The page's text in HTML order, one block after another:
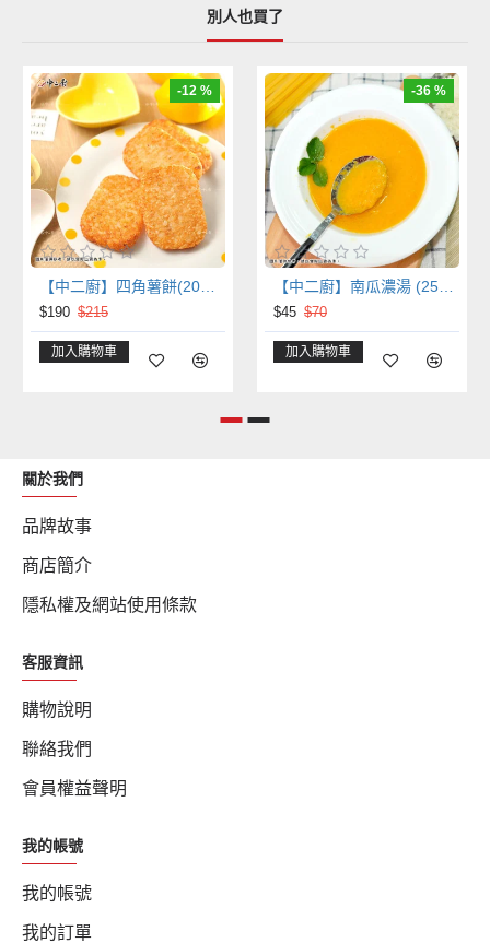
別人也買了
-12 %
$190 $215
加入購物車
-36 %
$45 $70
加入購物車
關於我們
品牌故事
商店簡介
隱私權及網站使用條款
客服資訊
購物說明
聯絡我們
會員權益聲明
我的帳號
我的帳號
我的訂單